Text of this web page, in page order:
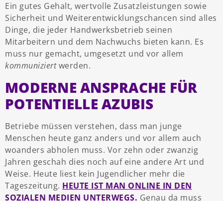
Ein gutes Gehalt, wertvolle Zusatzleistungen sowie
Sicherheit und Weiterentwicklungschancen sind alles
Dinge, die jeder Handwerksbetrieb seinen
Mitarbeitern und dem Nachwuchs bieten kann. Es
muss nur gemacht, umgesetzt und vor allem
kommuniziertwerden.
MODERNE ANSPRACHE FÜR
POTENTIELLE AZUBIS
Betriebe müssen verstehen, dass man junge
Menschen heute ganz anders und vor allem auch
woanders abholen muss. Vor zehn oder zwanzig
Jahren geschah dies noch auf eine andere Art und
Weise. Heute liest kein Jugendlicher mehr die
Tageszeitung. HEUTE IST MAN ONLINE IN DEN
SOZIALEN MEDIEN UNTERWEGS. Genau da muss